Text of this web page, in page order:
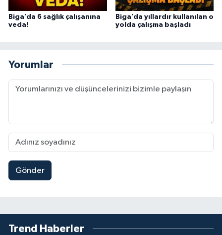
Biga’da 6 sağlık çalışanına
veda!
Biga’da yıllardır kullanılan o
yolda çalışma başladı
Yorumlar
Gönder
Trend Haberler